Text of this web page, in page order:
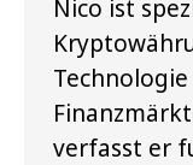
Nico ist
verfasst er